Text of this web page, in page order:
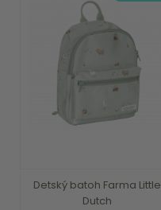
Detský batoh Farma Little
Dutch